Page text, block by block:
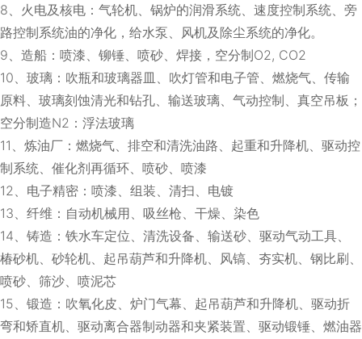
8、火电及核电：气轮机、锅炉的润滑系统、速度控制系统、旁
路控制系统油的净化，给水泵、风机及除尘系统的净化。
9、造船：喷漆、铆锤、喷砂、焊接，空分制O2, CO2
10、玻璃：吹瓶和玻璃器皿、吹灯管和电子管、燃烧气、传输
原料、玻璃刻蚀清光和钻孔、输送玻璃、气动控制、真空吊板；
空分制造N2：浮法玻璃
11、炼油厂：燃烧气、排空和清洗油路、起重和升降机、驱动控
制系统、催化剂再循环、喷砂、喷漆
12、电子精密：喷漆、组装、清扫、电镀
13、纤维：自动机械用、吸丝枪、干燥、染色
14、铸造：铁水车定位、清洗设备、输送砂、驱动气动工具、
椿砂机、砂轮机、起吊葫芦和升降机、风镐、夯实机、钢比刷、
喷砂、筛沙、喷泥芯
15、锻造：吹氧化皮、炉门气幕、起吊葫芦和升降机、驱动折
弯和矫直机、驱动离合器制动器和夹紧装置、驱动锻锤、燃油器